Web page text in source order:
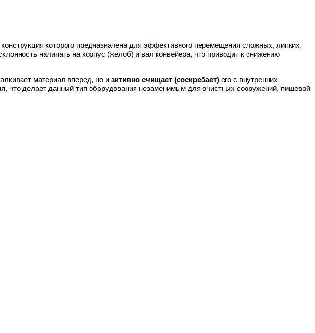
которого предназначена для эффективного перемещения сложных, липких,
налипать на корпус (желоб) и вал конвейера, что приводит к снижению
материал вперед, но и активно счищает (соскребает) его с внутренних
что делает данный тип оборудования незаменимым для очистных сооружений, пищевой